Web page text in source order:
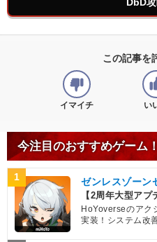
この記事を
イマイチ い
今注目のおすすめゲーム
1 ゼンレスゾーン
【2周年大型アプ
HoYoverseのアク
実装！システム改